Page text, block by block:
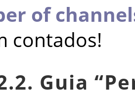
of
contados!
Guia “